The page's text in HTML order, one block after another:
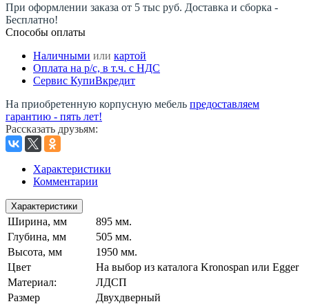
При оформлении заказа от 5 тыс руб. Доставка и сборка -
Бесплатно!
Способы оплаты
Наличными или картой
Оплата на р/c, в т.ч. с НДС
Сервис КупиВкредит
На приобретенную корпусную мебель предоставляем
гарантию - пять лет!
Рассказать друзьям:
Характеристики
Комментарии
Характеристики
Ширина, мм
895 мм.
Глубина, мм
505 мм.
Высота, мм
1950 мм.
Цвет
На выбор из каталога Kronospan или Egger
Материал:
ЛДСП
Размер
Двухдверный